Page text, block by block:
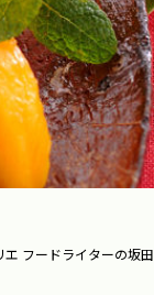
フードライターの坂田